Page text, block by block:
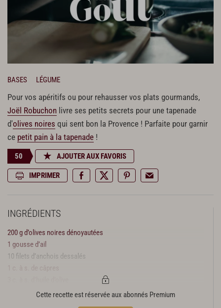
BASES LÉGUME
Pour vos apéritifs ou pour rehausser vos plats gourmands,
Joël Robuchon livre ses petits secrets pour une tapenade
d'olives noires qui sent bon la Provence ! Parfaite pour garnir
ce petit pain à la tapenade !
50 AJOUTER AUX FAVORIS
IMPRIMER
INGRÉDIENTS
200 g d’olives noires dénoyautées
1 gousse d’ail
10 filets d’anchois dessalés
1 c. à s. de câpres
Cette recette est réservée aux abonnés Premium